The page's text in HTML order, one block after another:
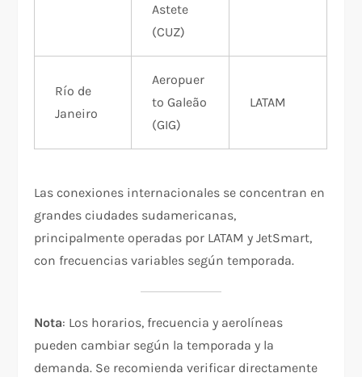
Astete
(CUZ)
Río de
Janeiro
Aeropuer
to Galeão
(GIG)
LATAM
Las conexiones internacionales se concentran en
grandes ciudades sudamericanas,
principalmente operadas por LATAM y JetSmart,
con frecuencias variables según temporada.
Nota: Los horarios, frecuencia y aerolíneas
pueden cambiar según la temporada y la
demanda. Se recomienda verificar directamente